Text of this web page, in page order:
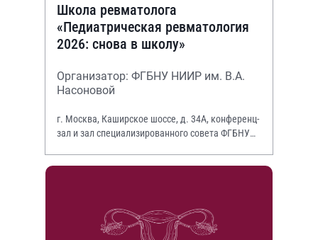
Школа ревматолога
«Педиатрическая ревматология
2026: снова в школу»
Организатор: ФГБНУ НИИР им. В.А.
Насоновой
г. Москва, Каширское шоссе, д. 34А, конференц-
зал и зал специализированного совета ФГБНУ